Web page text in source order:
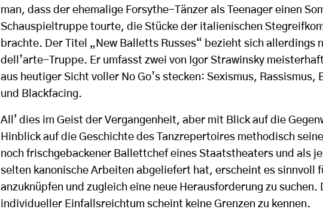
man, dass der ehemalige Forsythe-Tänzer als Teenager einen
Schauspieltruppe tourte, die Stücke der italienischen
brachte. Der Titel „New Balletts Russes“ bezieht sich allerdings
dell’arte-Truppe. Er umfasst zwei von Igor Strawinsky
aus heutiger Sicht voller No Go’s stecken: Sexismus,
und Blackfacing.
Allʼ dies im Geist der Vergangenheit, aber mit Blick auf die
Hinblick auf die Geschichte des Tanzrepertoires methodisch
noch frischgebackener Ballettchef eines Staatstheaters und als
selten kanonische Arbeiten abgeliefert hat, erscheint es sinnvoll
anzuknüpfen und zugleich eine neue Herausforderung zu suchen.
individueller Einfallsreichtum scheint keine Grenzen zu kennen.